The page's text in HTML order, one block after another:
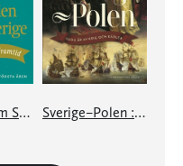
Historien om Sverige Sverige–Polen : 1000 år av krig och kärlek